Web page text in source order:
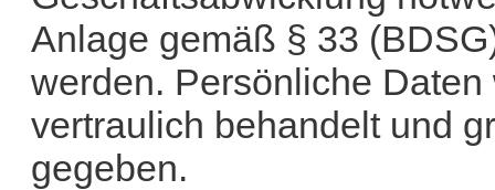
Anlage gemäß § 33
werden. Persönliche
vertraulich behandelt und
gegeben.